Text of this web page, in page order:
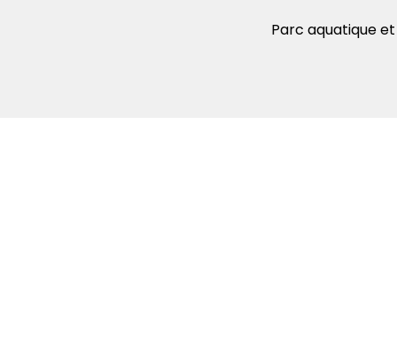
Parc aquatique